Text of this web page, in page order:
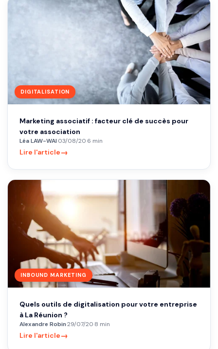
DIGITALISATION
Marketing associatif : facteur clé de succès pour
votre association
Léa LAW-WAI·03/08/20·6 min
Lire l'article→
INBOUND MARKETING
Quels outils de digitalisation pour votre entreprise
à La Réunion ?
Alexandre Robin·29/07/20·8 min
Lire l'article→